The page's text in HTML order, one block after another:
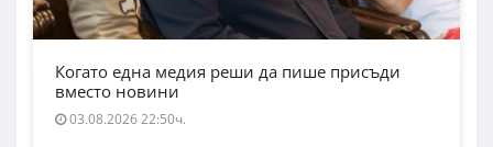
Когато една медия реши да пише присъди
вместо новини
03.08.2026 22:50ч.